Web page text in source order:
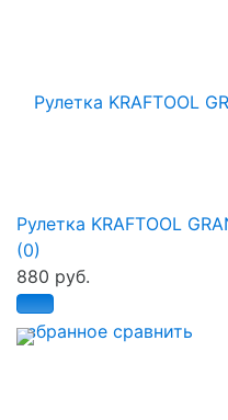
избранное сравнить
Рулетка KRAFTOOL
(0)
880 руб.